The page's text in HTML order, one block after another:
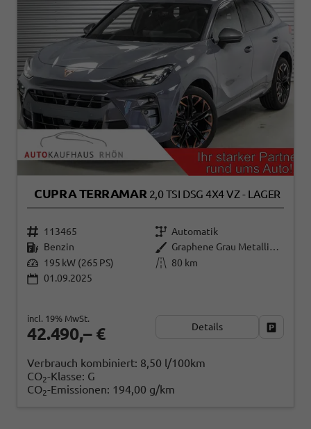
CUPRA TERRAMAR 2,0 TSI DSG 4X4 VZ - LAGER
113465
Automatik
Benzin
Graphene Grau Metallic (R6)
195 kW (265 PS)
80 km
01.09.2025
42.490,– €
incl. 19% MwSt.
Details
Verbrauch kombiniert: 8,50 l/100km
CO2-Klasse: G
CO2-Emissionen: 194,00 g/km